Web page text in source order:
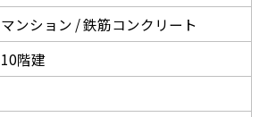
マンション / 鉄筋コンクリート
10階建